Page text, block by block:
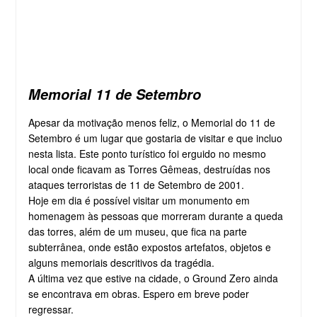
Memorial 11 de Setembro
Apesar da motivação menos feliz, o Memorial do 11 de
Setembro é um lugar que gostaria de visitar e que incluo
nesta lista. Este ponto turístico foi erguido no mesmo
local onde ficavam as Torres Gêmeas, destruídas nos
ataques terroristas de 11 de Setembro de 2001.
Hoje em dia é possível visitar um monumento em
homenagem às pessoas que morreram durante a queda
das torres, além de um museu, que fica na parte
subterrânea, onde estão expostos artefatos, objetos e
alguns memoriais descritivos da tragédia.
A última vez que estive na cidade, o Ground Zero ainda
se encontrava em obras. Espero em breve poder
regressar.